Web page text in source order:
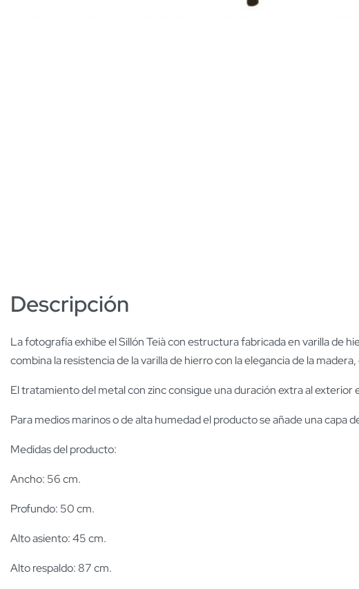
Descripción
La fotografía exhibe el Sillón Teià con estructura fabricada en varilla de
combina la resistencia de la varilla de hierro con la elegancia de la
El tratamiento del metal con zinc consigue una duración extra al
Para medios marinos o de alta humedad el producto se añade una capa
Medidas del producto:
Ancho: 56 cm.
Profundo: 50 cm.
Alto asiento: 45 cm.
Alto respaldo: 87 cm.